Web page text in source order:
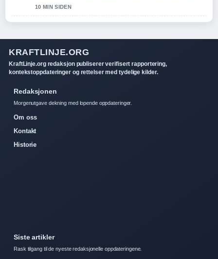
tonen her.
10 MIN SIDEN
KRAFTLINJE.ORG
KraftLinje.org redaksjon publiserer verifisert rapportering,
kontekstoppdateringer og rettelser med tydelige kilder.
Redaksjonen
Morgenutgave dekning med lopende oppdateringer.
Om oss
Kontakt
Historie
Siste artikler
Rask tilgang til de nyeste redaksjonelle oppdateringene.